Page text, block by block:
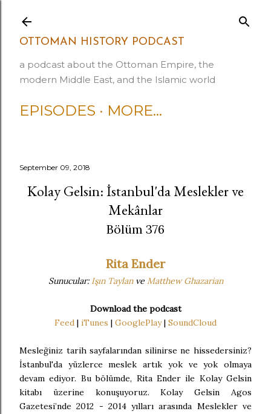
OTTOMAN HISTORY PODCAST
a podcast about the Ottoman Empire, the
modern Middle East, and the Islamic world
EPISODES MORE…
September 09, 2018
Kolay Gelsin: İstanbul'da Meslekler ve
Mekânlar
Bölüm 376
Rita Ender
Sunucular:Işın Taylanve Matthew Ghazarian
Download the podcast
Feed | iTunes | GooglePlay| SoundCloud
Mesleğiniz tarih sayfalarından silinirse ne hissedersiniz?
İstanbul'da yüzlerce meslek artık yok ve yok olmaya
devam ediyor. Bu bölümde, Rita Ender ile Kolay Gelsin
kitabı üzerine konuşuyoruz. Kolay Gelsin Agos
Gazetesi’nde 2012 - 2014 yılları arasında Meslekler ve